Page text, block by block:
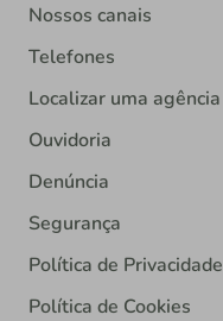
Nossos canais
Telefones
Localizar uma agência
Ouvidoria
Denúncia
Segurança
Política de Privacidade
Política de Cookies